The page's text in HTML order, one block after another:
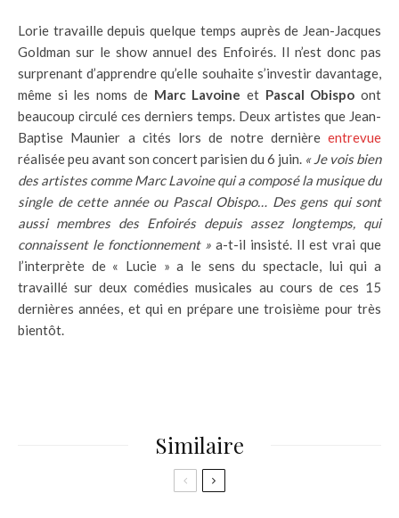
Lorie travaille depuis quelque temps auprès de Jean-Jacques
Goldman sur le show annuel des Enfoirés. Il n’est donc pas
surprenant d’apprendre qu’elle souhaite s’investir davantage,
même si les noms de Marc Lavoine et Pascal Obispo ont
beaucoup circulé ces derniers temps. Deux artistes que Jean-
Baptise Maunier a cités lors de notre dernière entrevue
réalisée peu avant son concert parisien du 6 juin. «Je vois bien
des artistes comme Marc Lavoine qui a composé la musique du
single de cette année ou Pascal Obispo… Des gens qui sont
aussi membres des Enfoirés depuis assez longtemps, qui
connaissent le fonctionnement » a-t-il insisté. Il est vrai que
l’interprète de « Lucie » a le sens du spectacle, lui qui a
travaillé sur deux comédies musicales au cours de ces 15
dernières années, et qui en prépare une troisième pour très
bientôt.
Similaire